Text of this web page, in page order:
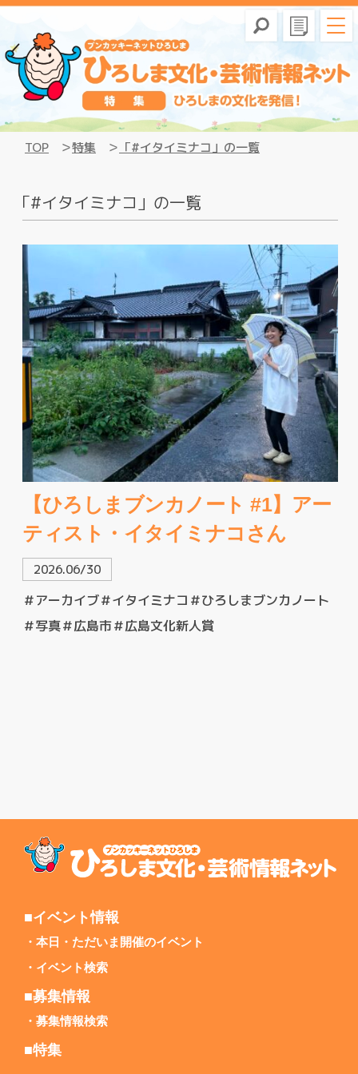
TOP 特集 「#イタイミナコ」の一覧
「#イタイミナコ」の一覧
【ひろしまブンカノート #1】アー
ティスト・イタイミナコさん
2026.06/30
＃アーカイブ＃イタイミナコ ＃ひろしまブンカノート
＃写真＃広島市＃広島文化新人賞
■イベント情報
本日・ただいま開催のイベント
イベント検索
■募集情報
募集情報検索
■特集